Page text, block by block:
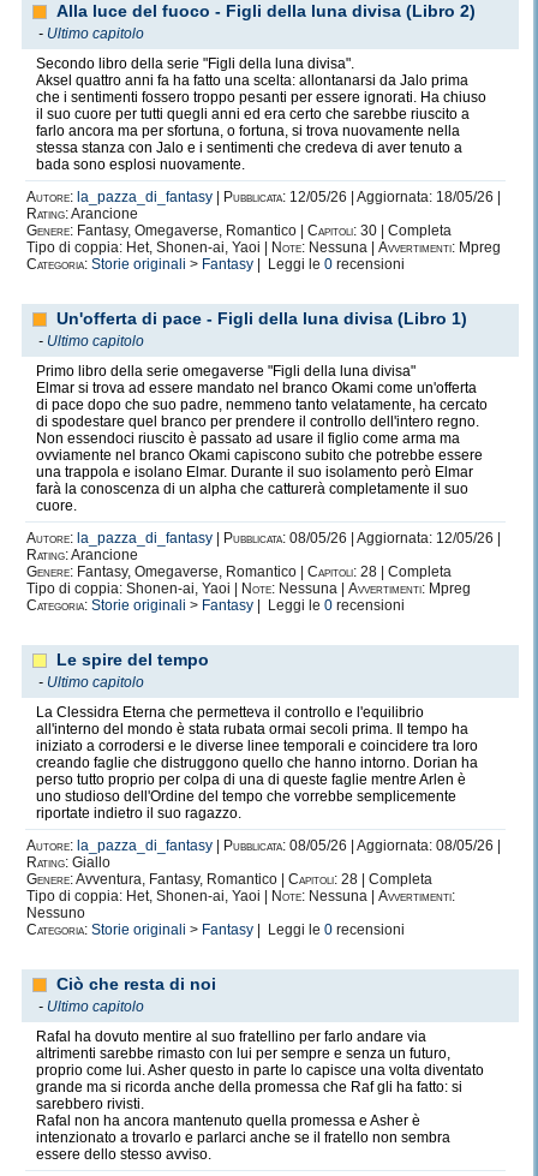
Alla luce del fuoco - Figli della luna divisa (Libro 2)
- Ultimo capitolo
Secondo libro della serie "Figli della luna divisa".
Aksel quattro anni fa ha fatto una scelta: allontanarsi da Jalo prima
che i sentimenti fossero troppo pesanti per essere ignorati. Ha chiuso
il suo cuore per tutti quegli anni ed era certo che sarebbe riuscito a
farlo ancora ma per sfortuna, o fortuna, si trova nuovamente nella
stessa stanza con Jalo e i sentimenti che credeva di aver tenuto a
bada sono esplosi nuovamente.
Autore: la_pazza_di_fantasy Pubblicata: 12/05/26 | Aggiornata: 18/05/26 |
Rating:Arancione
Genere: Fantasy, Omegaverse, Romantico | Capitoli: 30 | Completa
Tipo di coppia: Het, Shonen-ai, Yaoi |
Note: Nessuna | Avvertimenti: Mpreg
Categoria: Storie originali > Fantasy | Leggi le 0 recensioni
Un'offerta di pace - Figli della luna divisa (Libro 1)
- Ultimo capitolo
Primo libro della serie omegaverse "Figli della luna divisa"
Elmar si trova ad essere mandato nel branco Okami come un'offerta
di pace dopo che suo padre, nemmeno tanto velatamente, ha cercato
di spodestare quel branco per prendere il controllo dell'intero regno.
Non essendoci riuscito è passato ad usare il figlio come arma ma
ovviamente nel branco Okami capiscono subito che potrebbe essere
una trappola e isolano Elmar. Durante il suo isolamento però Elmar
farà la conoscenza di un alpha che catturerà completamente il suo
cuore.
Autore: la_pazza_di_fantasy Pubblicata: 08/05/26 | Aggiornata: 12/05/26 |
Rating:Arancione
Genere: Fantasy, Omegaverse, Romantico | Capitoli: 28 | Completa
Tipo di coppia: Shonen-ai, Yaoi |
Note: Nessuna | Avvertimenti: Mpreg
Categoria: Storie originali > Fantasy | Leggi le 0 recensioni
Le spire del tempo
- Ultimo capitolo
La Clessidra Eterna che permetteva il controllo e l'equilibrio
all'interno del mondo è stata rubata ormai secoli prima. Il tempo ha
iniziato a corrodersi e le diverse linee temporali e coincidere tra loro
creando faglie che distruggono quello che hanno intorno. Dorian ha
perso tutto proprio per colpa di una di queste faglie mentre Arlen è
uno studioso dell'Ordine del tempo che vorrebbe semplicemente
riportate indietro il suo ragazzo.
Autore: la_pazza_di_fantasy Pubblicata: 08/05/26 | Aggiornata: 08/05/26 |
Rating: Giallo
Genere:Avventura, Fantasy, Romantico | Capitoli: 28 | Completa
Tipo di coppia: Het, Shonen-ai, Yaoi |
Note: Nessuna | Avvertimenti:
Nessuno
Categoria: Storie originali > Fantasy | Leggi le 0 recensioni
Ciò che resta di noi
- Ultimo capitolo
Rafal ha dovuto mentire al suo fratellino per farlo andare via
altrimenti sarebbe rimasto con lui per sempre e senza un futuro,
proprio come lui. Asher questo in parte lo capisce una volta diventato
grande ma si ricorda anche della promessa che Raf gli ha fatto: si
sarebbero rivisti.
Rafal non ha ancora mantenuto quella promessa e Asher è
intenzionato a trovarlo e parlarci anche se il fratello non sembra
essere dello stesso avviso.